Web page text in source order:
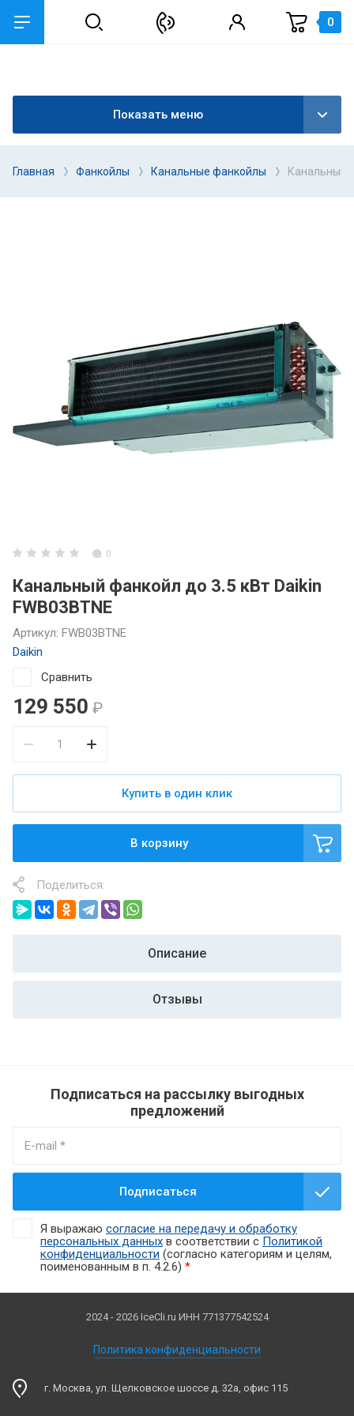
0
Показать меню
Главная Фанкойлы Канальные фанкойлы Канальный
0
Канальный фанкойл до 3.5 кВт Daikin
FWB03BTNE
Артикул: FWB03BTNE
Daikin
Сравнить
129 550 ₽
В корзину
Купить в один клик
Поделиться:
Описание
Отзывы
Подписаться на рассылку выгодных
предложений
Я выражаю согласие на передачу и обработку
персональных данных в соответствии с Политикой
конфиденциальности (согласно категориям и целям,
поименованным в п. 4.2.6) *
Подписаться
2024 - 2026 IceCli.ru ИНН 771377542524
Политика конфиденциальности
г. Москва, ул. Щелковское шоссе д. 32а, офис 115